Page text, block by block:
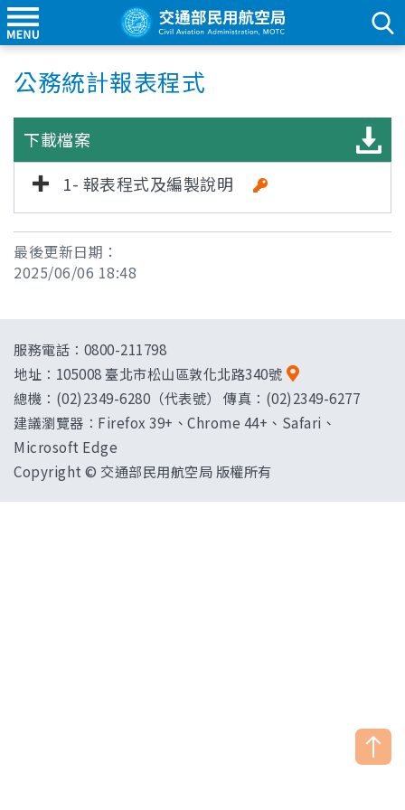
公務統計報表程式
下載檔案
1- 報表程式及編製說明
最後更新日期：
2025/06/06 18:48
服務電話：0800-211798
地址： 105008 臺北市松山區敦化北路340號
總機：(02)2349-6280（代表號） 傳真：(02)2349-6277
建議瀏覽器：Firefox 39+、Chrome 44+、Safari、
Microsoft Edge
Copyright © 交通部民用航空局 版權所有